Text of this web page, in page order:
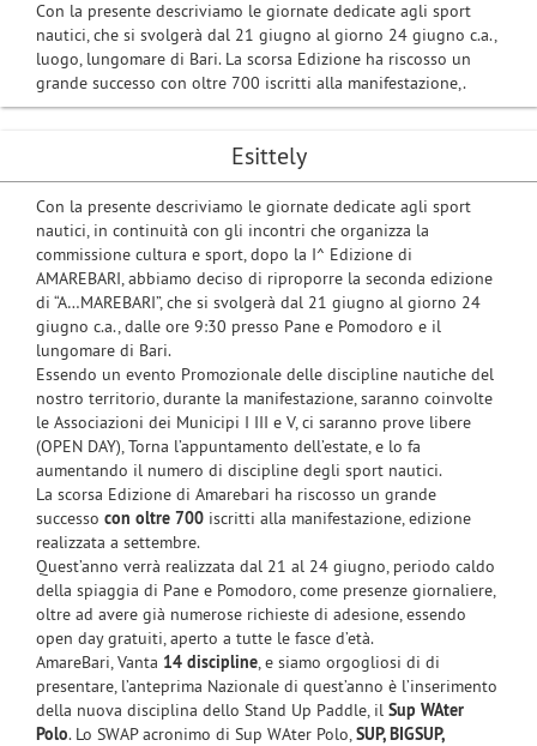
Con la presente descriviamo le giornate dedicate agli sport
nautici, che si svolgerà dal 21 giugno al giorno 24 giugno c.a.,
luogo, lungomare di Bari. La scorsa Edizione ha riscosso un
grande successo con oltre 700 iscritti alla manifestazione,.
Esittely
Con la presente descriviamo le giornate dedicate agli sport
nautici, in continuità con gli incontri che organizza la
commissione cultura e sport, dopo la I^ Edizione di
AMAREBARI, abbiamo deciso di riproporre la seconda edizione
di “A…MAREBARI”, che si svolgerà dal 21 giugno al giorno 24
giugno c.a., dalle ore 9:30 presso Pane e Pomodoro e il
lungomare di Bari.
Essendo un evento Promozionale delle discipline nautiche del
nostro territorio, durante la manifestazione, saranno coinvolte
le Associazioni dei Municipi I III e V, ci saranno prove libere
(OPEN DAY), Torna l’appuntamento dell’estate, e lo fa
aumentando il numero di discipline degli sport nautici.
La scorsa Edizione di Amarebari ha riscosso un grande
successo con oltre 700 iscritti alla manifestazione, edizione
realizzata a settembre.
Quest’anno verrà realizzata dal 21 al 24 giugno, periodo caldo
della spiaggia di Pane e Pomodoro, come presenze giornaliere,
oltre ad avere già numerose richieste di adesione, essendo
open day gratuiti, aperto a tutte le fasce d’età.
AmareBari, Vanta 14 discipline, e siamo orgogliosi di di
presentare, l’anteprima Nazionale di quest’anno è l’inserimento
della nuova disciplina dello Stand Up Paddle, il Sup WAter
Polo. Lo SWAP acronimo di Sup WAter Polo,SUP, BIGSUP,